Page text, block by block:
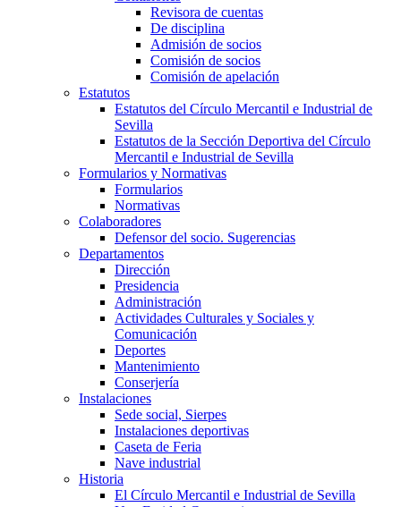
Revisora de cuentas
De disciplina
Admisión de socios
Comisión de socios
Comisión de apelación
Estatutos
Estatutos del Círculo Mercantil e Industrial de
Sevilla
Estatutos de la Sección Deportiva del Círculo
Mercantil e Industrial de Sevilla
Formularios y Normativas
Formularios
Normativas
Colaboradores
Defensor del socio. Sugerencias
Departamentos
Dirección
Presidencia
Administración
Actividades Culturales y Sociales y
Comunicación
Deportes
Mantenimiento
Conserjería
Instalaciones
Sede social, Sierpes
Instalaciones deportivas
Caseta de Feria
Nave industrial
Historia
El Círculo Mercantil e Industrial de Sevilla